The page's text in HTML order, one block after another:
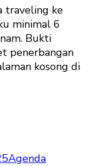
traveling ke
minimal 6
Bukti
penerbangan
kosong di
Agenda